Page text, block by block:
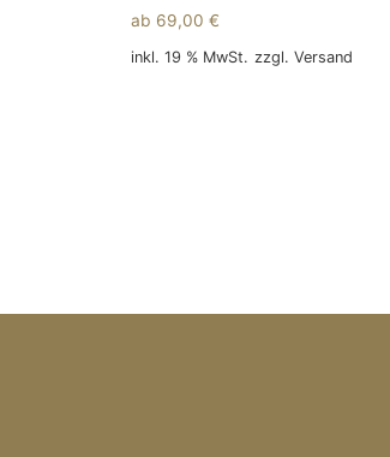
ab 69,00€
inkl. 19 % MwSt. zzgl.Versand